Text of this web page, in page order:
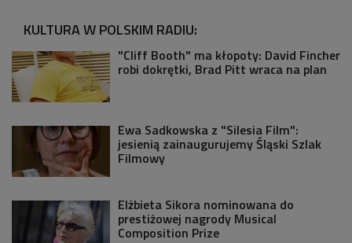
KULTURA W POLSKIM RADIU:
"Cliff Booth" ma kłopoty: David Fincher
robi dokrętki, Brad Pitt wraca na plan
Ewa Sadkowska z "Silesia Film":
jesienią zainaugurujemy Śląski Szlak
Filmowy
Elżbieta Sikora nominowana do
prestiżowej nagrody Musical
Composition Prize